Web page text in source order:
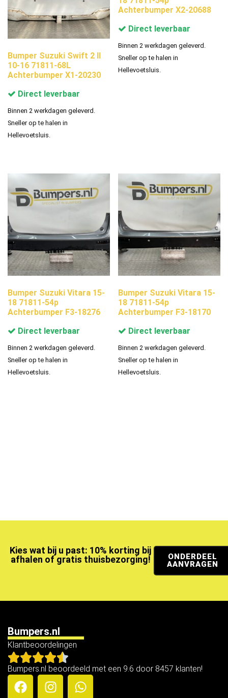
Bumper Suzuki Swift 2 II
10-16 71811-68L
Achterbumper X1-20230
Direct leverbaar
Binnen 2 werkdagen geleverd.
Sneller op te halen in
Hellevoetsluis.
Achterbumper X2-20688
Direct leverbaar
Binnen 2 werkdagen geleverd.
Sneller op te halen in
Hellevoetsluis.
Bumper Suzuki Vitara 15-
18 71811-54p
Achterbumper F3-18276
Direct leverbaar
Binnen 2 werkdagen geleverd.
Sneller op te halen in
Hellevoetsluis.
Bumper Suzuki Vitara 15-
18 71811-54p
Achterbumper F3-18170
Direct leverbaar
Binnen 2 werkdagen geleverd.
Sneller op te halen in
Hellevoetsluis.
Kies wat bij u past: 10% korting bij
afhalen of gratis thuisbezorging!
ONDERDEEL
AANVRAGEN
Bumpers.nl
Klantbeoordelingen
Bumpers.nl beoordeeld met een 9.6 door 8457 klanten!